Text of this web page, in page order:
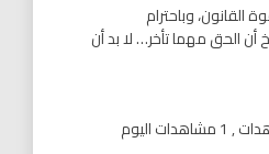
القانون، وباحترام
الحق مهما تأخر… لا بد أن
, 1 مشاهدات اليوم